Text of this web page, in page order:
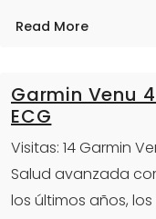
Read More
Garmin Venu
ECG
Visitas: 14 Garmin
Salud avanzada
los últimos años,